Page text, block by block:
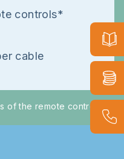
controls*
cable
of the remote control are